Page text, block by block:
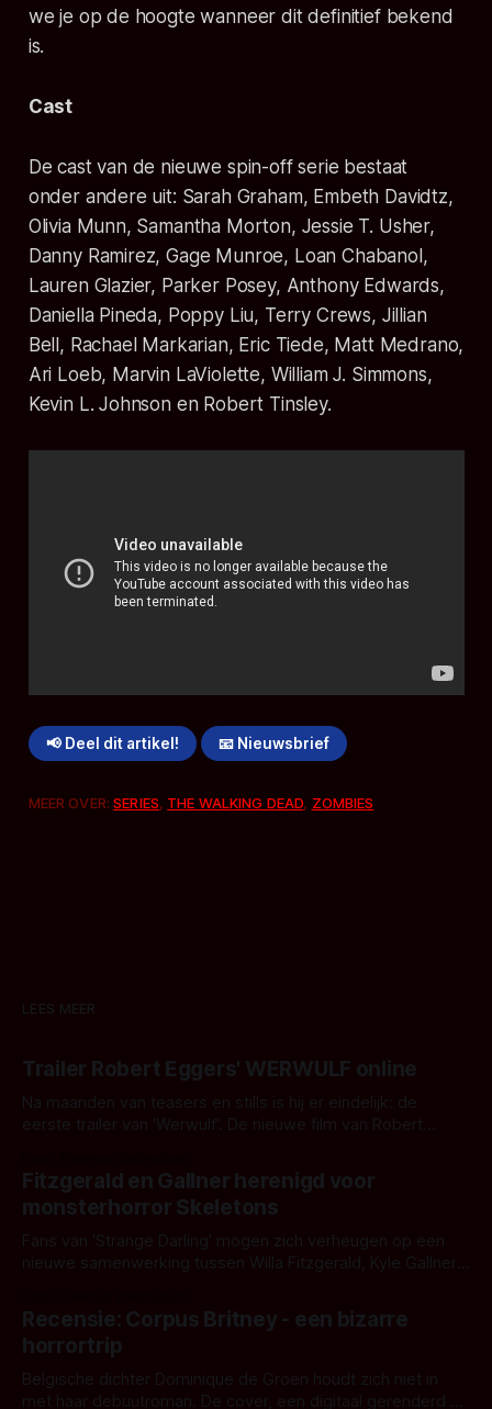
we je op de hoogte wanneer dit definitief bekend
is.
Cast
De cast van de nieuwe spin-off serie bestaat
onder andere uit: Sarah Graham, Embeth Davidtz,
Olivia Munn, Samantha Morton, Jessie T. Usher,
Danny Ramirez, Gage Munroe, Loan Chabanol,
Lauren Glazier, Parker Posey, Anthony Edwards,
Daniella Pineda, Poppy Liu, Terry Crews, Jillian
Bell, Rachael Markarian, Eric Tiede, Matt Medrano,
Ari Loeb, Marvin LaViolette, William J. Simmons,
Kevin L. Johnson en Robert Tinsley.
📢 Deel dit artikel! 📧 Nieuwsbrief
MEER OVER:SERIES, THE WALKING DEAD, ZOMBIES
LEES MEER
Trailer Robert Eggers' WERWULF online
Na maanden van teasers en stills is hij er eindelijk: de
eerste trailer van 'Werwulf'. De nieuwe film van Robert
kille stijl vol folklore en mythe. Het topic deze keer is (kon
het het al raden?)... de weerwolf. Kijk je mee?
Fitzgerald en Gallner herenigd voor
monsterhorror Skeletons
Fans van 'Strange Darling' mogen zich verheugen op een
nieuwe samenwerking tussen Willa Fitzgerald, Kyle Gallner
'Skeletons', een nieuwe creature feature waarvoor de
opnames zijn gestart in Australië.
Recensie: Corpus Britney - een bizarre
horrortrip
Belgische dichter Dominique de Groen houdt zich niet in
met haar debuutroman. De cover, een digitaal gerenderd en